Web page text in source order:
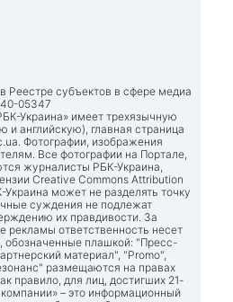
Реестре субъектов в сфере медиа
05347
Украина» имеет трехязычную
и английскую), главная страница
. Фотографии, изображения
Все фотографии на Портале,
журналисты РБК-Украина,
Creative Commons Attribution
может не разделять точку
суждения не подлежат
их правдивости. За
рекламы ответственность несет
обозначенные плашкой: "Пресс-
материал", "Promo",
размещаются на правах
правило, для лиц, достигших 21-
– это информационный